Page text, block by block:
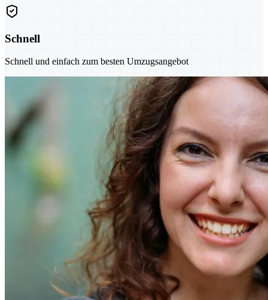
Schnell
Schnell und einfach zum besten Umzugsangebot